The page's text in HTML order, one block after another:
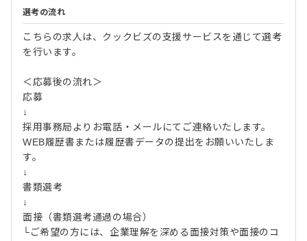
選考の流れ
こちらの求人は、クックビズの支援サービスを通じて選考
を行います。
＜応募後の流れ＞
応募
↓
採用事務局よりお電話・メールにてご連絡いたします。
WEB履歴書または履歴書データの提出をお願いいたしま
す。
↓
書類選考
↓
面接（書類選考通過の場合）
└ご希望の方には、企業理解を深める面接対策や面接のコ